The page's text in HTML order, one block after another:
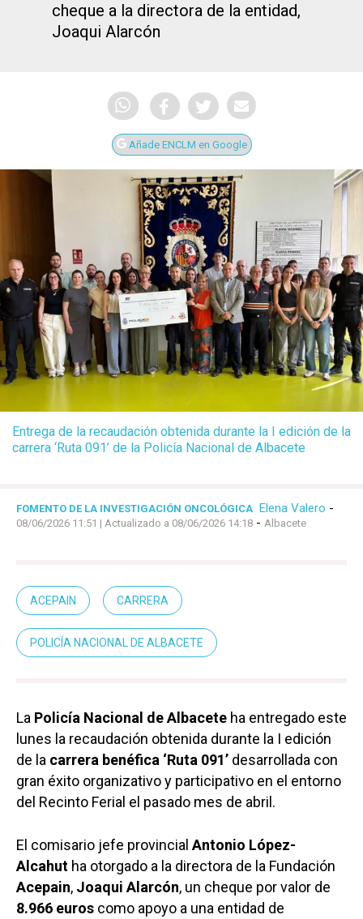
cheque a la directora de la entidad,
Joaqui Alarcón
Añade ENCLM en Google
Entrega de la recaudación obtenida durante la I edición de la
carrera ‘Ruta 091’ de la Policía Nacional de Albacete
FOMENTO DE LA INVESTIGACIÓN ONCOLÓGICA Elena Valero -
08/06/2026 11:51 | Actualizado a 08/06/2026 14:18 - Albacete
ACEPAIN CARRERA
POLICÍA NACIONAL DE ALBACETE
La Policía Nacional de Albacete ha entregado este
lunes la recaudación obtenida durante la I edición
de la carrera benéfica ‘Ruta 091’ desarrollada con
gran éxito organizativo y participativo en el entorno
del Recinto Ferial el pasado mes de abril.
El comisario jefe provincial Antonio López-
Alcahut ha otorgado a la directora de la Fundación
Acepain, Joaqui Alarcón, un cheque por valor de
8.966 euros como apoyo a una entidad de